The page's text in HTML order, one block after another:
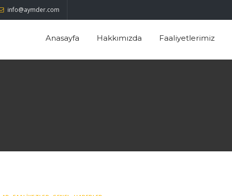
info@aymder.com
Anasayfa Hakkımızda Faaliyetlerimiz